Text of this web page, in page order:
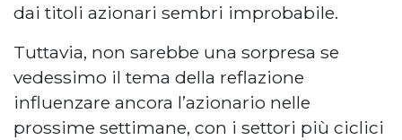
dai titoli azionari sembri improbabile.
Tuttavia, non sarebbe una sorpresa se
vedessimo il tema della reflazione
influenzare ancora l’azionario nelle
prossime settimane, con i settori più ciclici